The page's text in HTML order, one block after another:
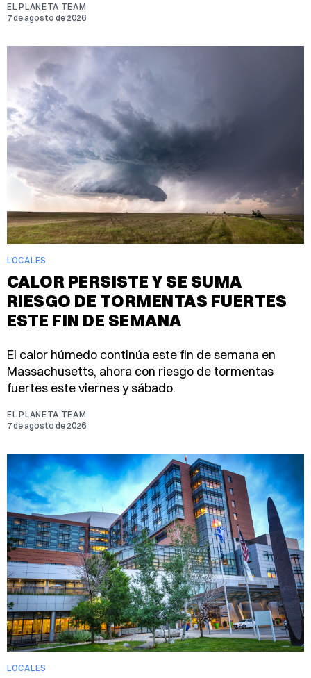
EL PLANETA TEAM
7 de agosto de 2026
LOCALES
CALOR PERSISTE Y SE SUMA
RIESGO DE TORMENTAS FUERTES
ESTE FIN DE SEMANA
El calor húmedo continúa este fin de semana en
Massachusetts, ahora con riesgo de tormentas
fuertes este viernes y sábado.
EL PLANETA TEAM
7 de agosto de 2026
LOCALES